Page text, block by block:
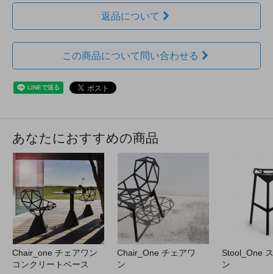
返品について
この商品について問い合わせる
あなたにおすすめの商品
Chair_one チェアワン
コンクリートベース
Chair_One チェアワ
ン
Stool_One
ン